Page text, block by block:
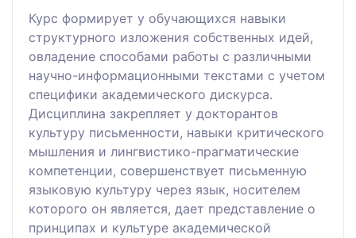
Курс формирует у обучающихся навыки
структурного изложения собственных идей,
овладение способами работы с различными
научно-информационными текстами с учетом
специфики академического дискурса.
Дисциплина закрепляет у докторантов
культуру письменности, навыки критического
мышления и лингвистико-прагматические
компетенции, совершенствует письменную
языковую культуру через язык, носителем
которого он является, дает представление о
принципах и культуре академической